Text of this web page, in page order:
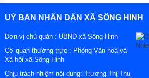
UỶ BAN NHÂN DÂN XÃ SÔNG HINH
Đơn vị chủ quản : UBND xã Sông Hinh
Cơ quan thường trực : Phòng Văn hoá và
Xã hội xã Sông Hinh
Chịu trách nhiệm nội dung: Trương Thị Thu